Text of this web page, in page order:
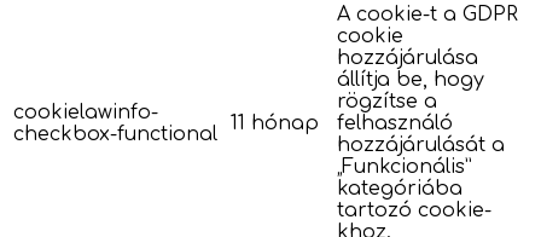
cookielawinfo-
checkbox-functional
11 hónap
A cookie-t a GDPR
cookie
hozzájárulása
állítja be, hogy
rögzítse a
felhasználó
hozzájárulását a
„Funkcionális”
kategóriába
tartozó cookie-
khoz.